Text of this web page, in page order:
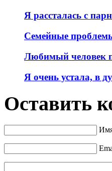
Я рассталась с
Семейные
Любимый человек
Я очень устала, в
Оставить